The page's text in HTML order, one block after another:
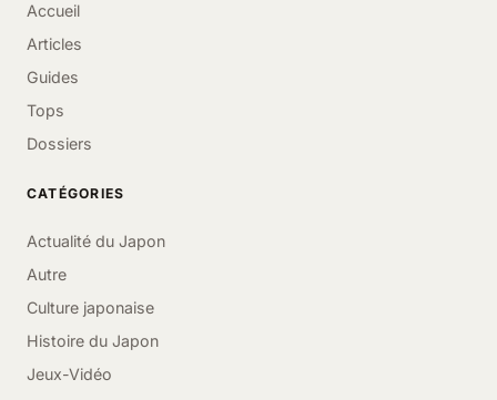
Accueil
Articles
Guides
Tops
Dossiers
CATÉGORIES
Actualité du Japon
Autre
Culture japonaise
Histoire du Japon
Jeux-Vidéo